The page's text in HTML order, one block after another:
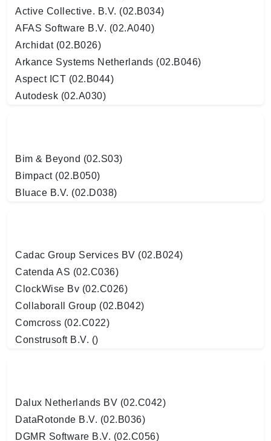
Active Collective. B.V. (02.B034)
AFAS Software B.V. (02.A040)
Archidat (02.B026)
Arkance Systems Netherlands (02.B046)
Aspect ICT (02.B044)
Autodesk (02.A030)
Bim & Beyond (02.S03)
Bimpact (02.B050)
Bluace B.V. (02.D038)
Cadac Group Services BV (02.B024)
Catenda AS (02.C036)
ClockWise Bv (02.C026)
Collaborall Group (02.B042)
Comcross (02.C022)
Construsoft B.V. ()
Dalux Netherlands BV (02.C042)
DataRotonde B.V. (02.B036)
DGMR Software B.V. (02.C056)